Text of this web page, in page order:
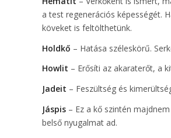
a test regenerációs képességét.
köveket is feltölthetünk.
Holdkő – Hatása széleskörű.
Howlit – Erősíti az akaraterőt, a
Jadeit – Feszültség és
Jáspis – Ez a kő szintén
belső nyugalmat ad.